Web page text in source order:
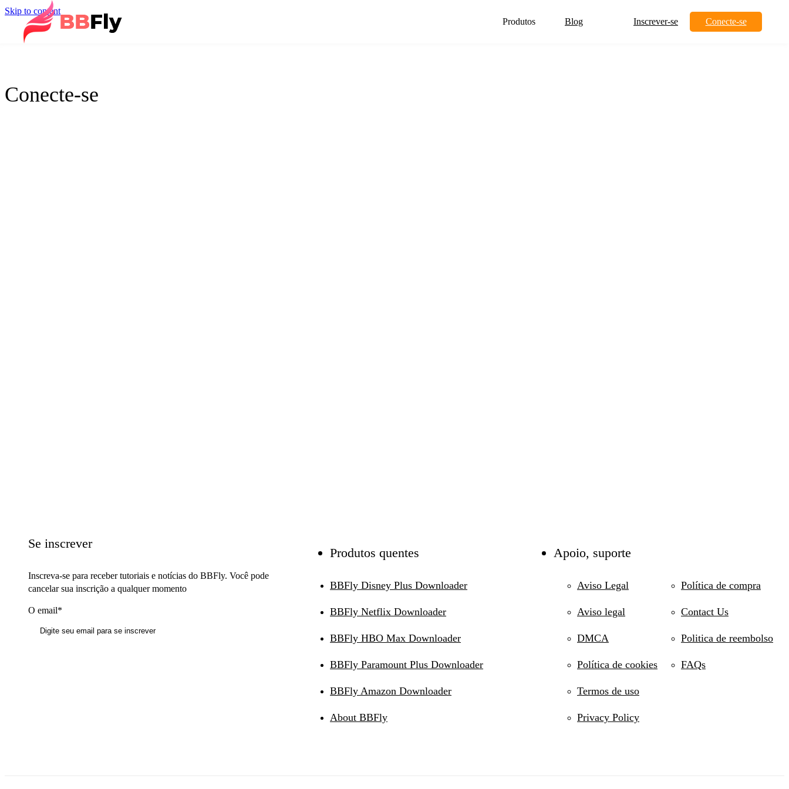
Skip to content
Produtos
Blog Inscrever-se Conecte-se
Conecte-se
Se inscrever
Inscreva-se para receber tutoriais e notícias do BBFly. Você pode
cancelar sua inscrição a qualquer momento
O email*
Produtos quentes
BBFly Disney Plus Downloader
BBFly Netflix Downloader
BBFly HBO Max Downloader
BBFly Paramount Plus Downloader
BBFly Amazon Downloader
About BBFly
Apoio, suporte
Aviso Legal
Aviso legal
DMCA
Política de cookies
Termos de uso
Privacy Policy
Política de compra
Contact Us
Politica de reembolso
FAQs